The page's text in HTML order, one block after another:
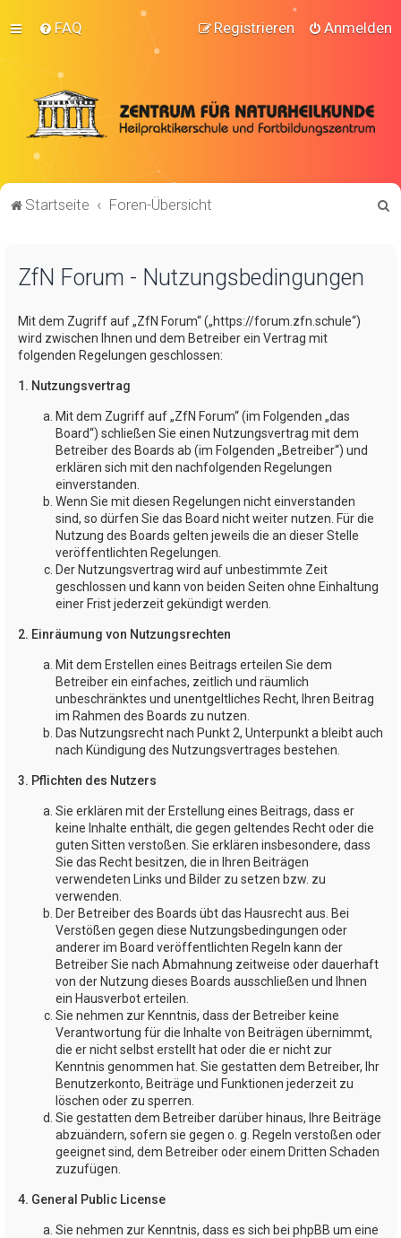
FAQ Anmelden
Registrieren
Startseite Foren-Übersicht
ZfN Forum - Nutzungsbedingungen
Mit dem Zugriff auf „ZfN Forum“ („https://forum.zfn.schule“)
wird zwischen Ihnen und dem Betreiber ein Vertrag mit
folgenden Regelungen geschlossen:
1. Nutzungsvertrag
Mit dem Zugriff auf „ZfN Forum“ (im Folgenden „das
Board“) schließen Sie einen Nutzungsvertrag mit dem
Betreiber des Boards ab (im Folgenden „Betreiber“) und
erklären sich mit den nachfolgenden Regelungen
einverstanden.
Wenn Sie mit diesen Regelungen nicht einverstanden
sind, so dürfen Sie das Board nicht weiter nutzen. Für die
Nutzung des Boards gelten jeweils die an dieser Stelle
veröffentlichten Regelungen.
Der Nutzungsvertrag wird auf unbestimmte Zeit
geschlossen und kann von beiden Seiten ohne Einhaltung
einer Frist jederzeit gekündigt werden.
2. Einräumung von Nutzungsrechten
Mit dem Erstellen eines Beitrags erteilen Sie dem
Betreiber ein einfaches, zeitlich und räumlich
unbeschränktes und unentgeltliches Recht, Ihren Beitrag
im Rahmen des Boards zu nutzen.
Das Nutzungsrecht nach Punkt 2, Unterpunkt a bleibt auch
nach Kündigung des Nutzungsvertrages bestehen.
3. Pflichten des Nutzers
Sie erklären mit der Erstellung eines Beitrags, dass er
keine Inhalte enthält, die gegen geltendes Recht oder die
guten Sitten verstoßen. Sie erklären insbesondere, dass
Sie das Recht besitzen, die in Ihren Beiträgen
verwendeten Links und Bilder zu setzen bzw. zu
verwenden.
Der Betreiber des Boards übt das Hausrecht aus. Bei
Verstößen gegen diese Nutzungsbedingungen oder
anderer im Board veröffentlichten Regeln kann der
Betreiber Sie nach Abmahnung zeitweise oder dauerhaft
von der Nutzung dieses Boards ausschließen und Ihnen
ein Hausverbot erteilen.
Sie nehmen zur Kenntnis, dass der Betreiber keine
Verantwortung für die Inhalte von Beiträgen übernimmt,
die er nicht selbst erstellt hat oder die er nicht zur
Kenntnis genommen hat. Sie gestatten dem Betreiber, Ihr
Benutzerkonto, Beiträge und Funktionen jederzeit zu
löschen oder zu sperren.
Sie gestatten dem Betreiber darüber hinaus, Ihre Beiträge
abzuändern, sofern sie gegen o. g. Regeln verstoßen oder
geeignet sind, dem Betreiber oder einem Dritten Schaden
zuzufügen.
4. General Public License
Sie nehmen zur Kenntnis, dass es sich bei phpBB um eine